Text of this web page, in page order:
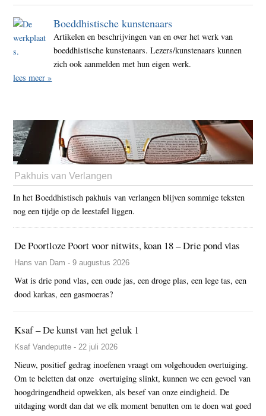
Boeddhistische kunstenaars
Artikelen en beschrijvingen van en over het werk van
boeddhistische kunstenaars. Lezers/kunstenaars kunnen
zich ook aanmelden met hun eigen werk.
lees meer »
Pakhuis van Verlangen
In het Boeddhistisch pakhuis van verlangen blijven sommige teksten
nog een tijdje op de leestafel liggen.
De Poortloze Poort voor nitwits, koan 18 – Drie pond vlas
Hans van Dam - 9 augustus 2026
Wat is drie pond vlas, een oude jas, een droge plas, een lege tas, een
dood karkas, een gasmoeras?
Ksaf – De kunst van het geluk 1
Ksaf Vandeputte - 22 juli 2026
Nieuw, positief gedrag inoefenen vraagt om volgehouden overtuiging.
Om te beletten dat onze overtuiging slinkt, kunnen we een gevoel van
hoogdringendheid opwekken, als besef van onze eindigheid. De
uitdaging wordt dan dat we elk moment benutten om te doen wat goed